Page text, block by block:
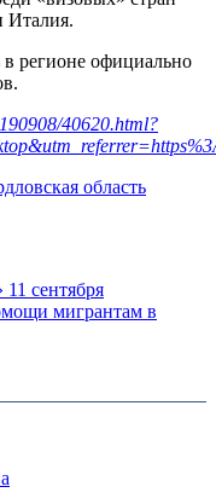
Италия.
регионе официально
40620.html?
область
сентября
мигрантам в